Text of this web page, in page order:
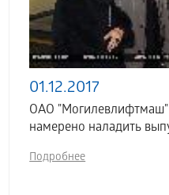
01.12.2017
ОАО "Могилевлифтмаш"
намерено наладить
Подробнее